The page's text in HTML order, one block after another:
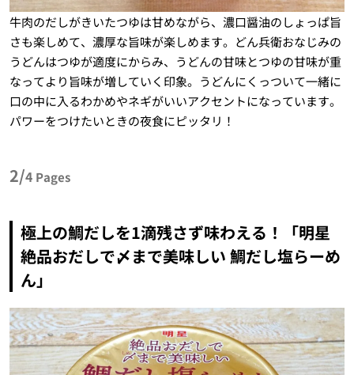
牛肉のだしがきいたつゆは甘めながら、濃口醤油のしょっぱ旨
さも楽しめて、濃厚な旨味が楽しめます。どん兵衛おなじみの
うどんはつゆが適度にからみ、うどんの甘味とつゆの甘味が重
なってより旨味が増していく印象。うどんにくっついて一緒に
口の中に入るわかめやネギがいいアクセントになっています。
パワーをつけたいときの夜食にピッタリ！
2/4 Pages
極上の鯛だしを1滴残さず味わえる！「明星
絶品おだしで〆まで美味しい 鯛だし塩らーめ
ん」